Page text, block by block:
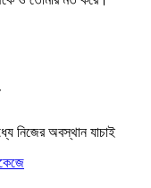
নিজের অবস্থান যাচাই